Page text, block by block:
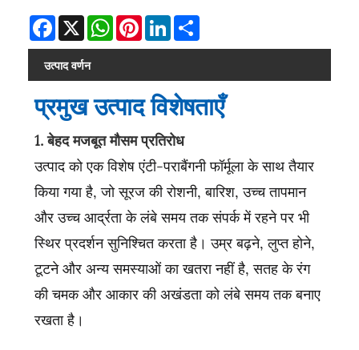
Facebook
X WhatsAppPinterestLinkedIn
उत्पाद वर्णन
प्रमुख उत्पाद विशेषताएँ
1. बेहद मजबूत मौसम प्रतिरोध
उत्पाद को एक विशेष एंटी-पराबैंगनी फॉर्मूला के साथ तैयार
किया गया है, जो सूरज की रोशनी, बारिश, उच्च तापमान
और उच्च आर्द्रता के लंबे समय तक संपर्क में रहने पर भी
स्थिर प्रदर्शन सुनिश्चित करता है। उम्र बढ़ने, लुप्त होने,
टूटने और अन्य समस्याओं का खतरा नहीं है, सतह के रंग
की चमक और आकार की अखंडता को लंबे समय तक बनाए
रखता है।